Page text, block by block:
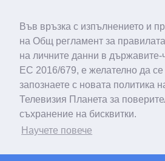
Във връзка с изпълнението и
на Общ регламент за
на личните данни в държавите-
ЕС 2016/679, е желателно да се
запознаете с новата политика
Телевизия Планета за
съхранение на бисквитки.
Научете повече